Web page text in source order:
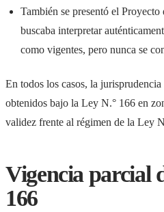
También se presentó el
buscaba interpretar
como vigentes, pero nunca se
En todos los casos, la
obtenidos bajo la Ley N.° 166 en
validez frente al régimen de la Ley
Vigencia parcial
166